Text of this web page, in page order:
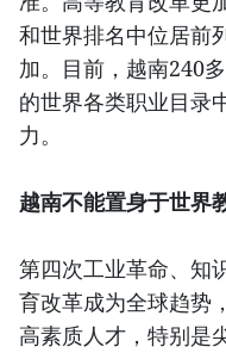
和世界排名中位居前
加。目前，越南240
的世界各类职业目录
力。
越南不能置身于世界
第四次工业革命、知
育改革成为全球趋势
高素质人才，特别是